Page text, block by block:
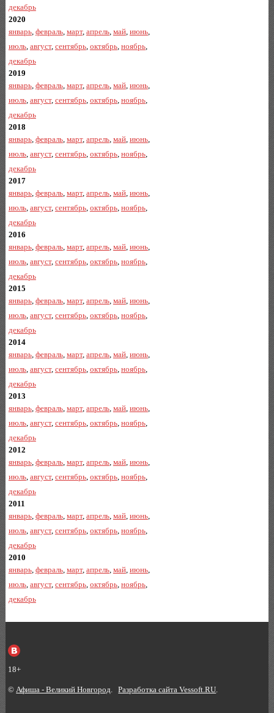
декабрь
2020
январь, февраль, март, апрель, май, июнь,
июль, август, сентябрь, октябрь, ноябрь,
декабрь
2019
январь, февраль, март, апрель, май, июнь,
июль, август, сентябрь, октябрь, ноябрь,
декабрь
2018
январь, февраль, март, апрель, май, июнь,
июль, август, сентябрь, октябрь, ноябрь,
декабрь
2017
январь, февраль, март, апрель, май, июнь,
июль, август, сентябрь, октябрь, ноябрь,
декабрь
2016
январь, февраль, март, апрель, май, июнь,
июль, август, сентябрь, октябрь, ноябрь,
декабрь
2015
январь, февраль, март, апрель, май, июнь,
июль, август, сентябрь, октябрь, ноябрь,
декабрь
2014
январь, февраль, март, апрель, май, июнь,
июль, август, сентябрь, октябрь, ноябрь,
декабрь
2013
январь, февраль, март, апрель, май, июнь,
июль, август, сентябрь, октябрь, ноябрь,
декабрь
2012
январь, февраль, март, апрель, май, июнь,
июль, август, сентябрь, октябрь, ноябрь,
декабрь
2011
январь, февраль, март, апрель, май, июнь,
июль, август, сентябрь, октябрь, ноябрь,
декабрь
2010
январь, февраль, март, апрель, май, июнь,
июль, август, сентябрь, октябрь, ноябрь,
декабрь
18+
© Афиша - Великий Новгород .Разработка сайта Vessoft.RU